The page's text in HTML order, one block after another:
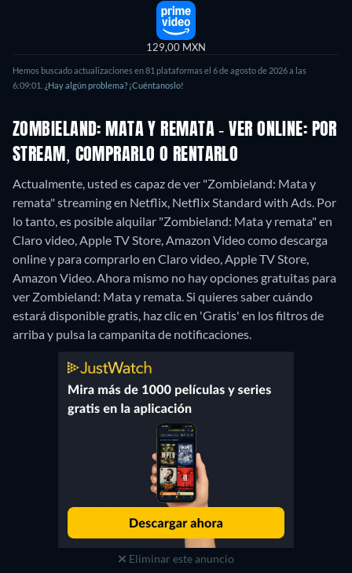
129,00 MXN
Hemos buscado actualizaciones en 81 plataformas el 6 de agosto de 2026 a las
6:09:01. ¿Hay algún problema? ¡Cuéntanoslo!
ZOMBIELAND: MATA Y REMATA - VER ONLINE: POR
STREAM, COMPRARLO O RENTARLO
Actualmente, usted es capaz de ver "Zombieland: Mata y
remata" streaming en Netflix, Netflix Standard with Ads. Por
lo tanto, es posible alquilar "Zombieland: Mata y remata" en
Claro video, Apple TV Store, Amazon Video como descarga
online y para comprarlo en Claro video, Apple TV Store,
Amazon Video.Ahora mismo no hay opciones gratuitas para
ver Zombieland: Mata y remata. Si quieres saber cuándo
estará disponible gratis, haz clic en 'Gratis' en los filtros de
arriba y pulsa la campanita de notificaciones.
Eliminar este anuncio